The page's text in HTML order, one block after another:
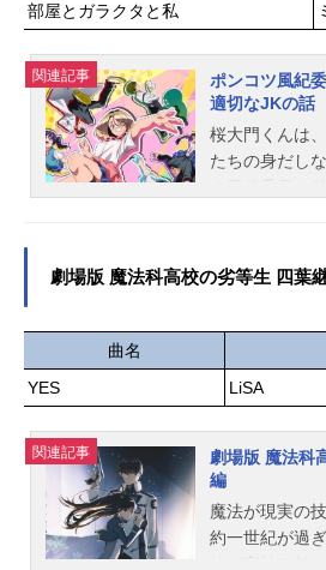
ー・ルッソ：
ーズ構成：岸
ャラクター原
ターデザイン/
香 玉井あかね
子美術監督：
コン音...
部屋とガラクタと私
関連記事
ポンコツ風紀
適切なJKの話
桜大門くんは
たちの身だし
ような二人が
強が全然でき
だった！正反
互いを知って
ちゃん、二人
春のお話――。
委員とスカー
放送形態TVア
劇場版 魔法科高校の劣等生 四葉
曲名
YES
LiSA
関連記事
劇場版 魔法科
編
魔法が現実の
約一世紀が過